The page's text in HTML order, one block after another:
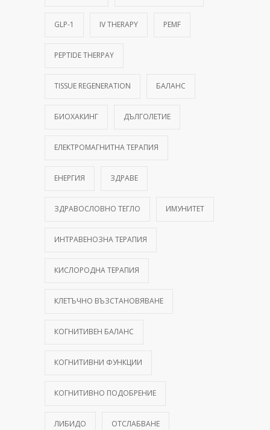
GLP-1 IV THERAPY PEMF
PEPTIDE THERPAY
TISSUE REGENERATION БАЛАНС
БИОХАКИНГ ДЪЛГОЛЕТИЕ
ЕЛЕКТРОМАГНИТНА ТЕРАПИЯ
ЕНЕРГИЯ ЗДРАВЕ
ЗДРАВОСЛОВНО ТЕГЛО ИМУНИТЕТ
ИНТРАВЕНОЗНА ТЕРАПИЯ
КИСЛОРОДНА ТЕРАПИЯ
КЛЕТЪЧНО ВЪЗСТАНОВЯВАНЕ
КОГНИТИВЕН БАЛАНС
КОГНИТИВНИ ФУНКЦИИ
КОГНИТИВНО ПОДОБРЕНИЕ
ЛИБИДО ОТСЛАБВАНЕ